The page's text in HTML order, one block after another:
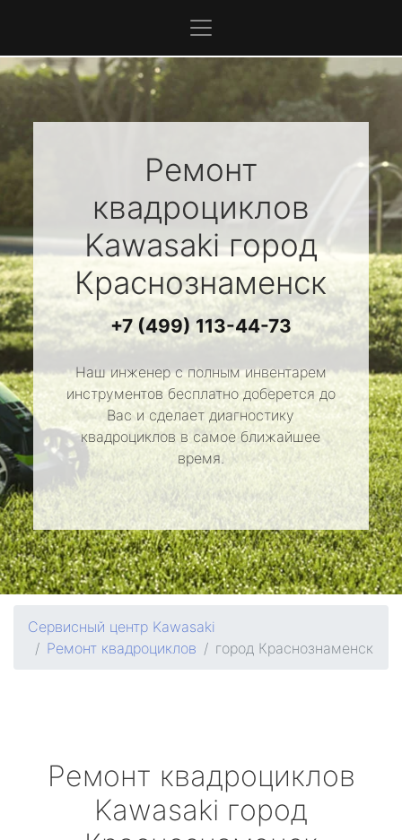
Ремонт
квадроциклов
Kawasakiгород
Краснознаменск
+7 (499) 113-44-73
Наш инженер с полным инвентарем
инструментов бесплатно доберется до
Вас и сделает диагностику
квадроциклов в самое ближайшее
время.
Сервисный центр Kawasaki
Ремонт квадроциклов
город Краснознаменск
Ремонт квадроциклов
Kawasaki город